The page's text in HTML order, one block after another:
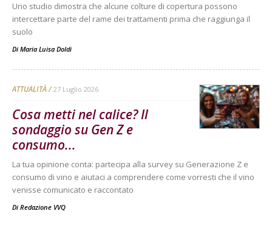
Uno studio dimostra che alcune colture di copertura possono
intercettare parte del rame dei trattamenti prima che raggiunga il
suolo
Di Maria Luisa Doldi
ATTUALITÀ 27 Luglio 2026
Cosa metti nel calice? Il
sondaggio su Gen Z e
consumo...
La tua opinione conta: partecipa alla survey su Generazione Z e
consumo di vino e aiutaci a comprendere come vorresti che il vino
venisse comunicato e raccontato
Di Redazione VVQ